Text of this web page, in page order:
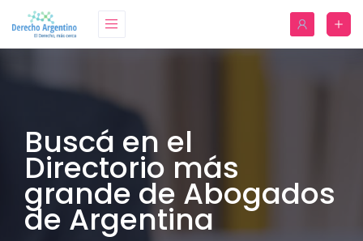
Buscá en el
Directorio más
grande de Abogados
de Argentina